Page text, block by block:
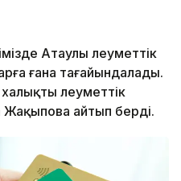
Атаулы әлеуметтік
ғана тағайындалады.
әлеуметтік
Жақыпова айтып берді.